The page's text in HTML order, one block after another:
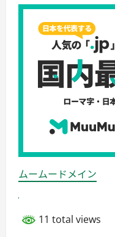
ムームードメイン
11 total views